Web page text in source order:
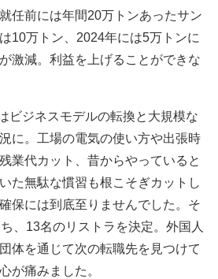
任前には年間20万トンあったサン
10万トン、2024年には5万トンに
激減。利益を上げることができな
ビジネスモデルの転換と大規模な
に。工場の電気の使い方や出張時
業代カット、昔からやっていると
た無駄な慣習も根こそぎカットし
保には到底至りませんでした。そ
、13名のリストラを決定。外国人
体を通じて次の転職先を見つけて
が痛みました。